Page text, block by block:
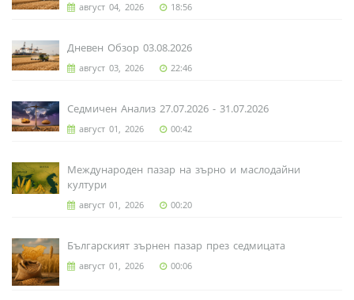
август 04, 2026 18:56
Дневен Обзор 03.08.2026
август 03, 2026 22:46
Седмичен Анализ 27.07.2026 - 31.07.2026
август 01, 2026 00:42
Международен пазар на зърно и маслодайни
култури
август 01, 2026 00:20
Българският зърнен пазар през седмицата
август 01, 2026 00:06